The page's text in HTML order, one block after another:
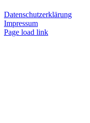
Datenschutzerklärung
Impressum
Page load link